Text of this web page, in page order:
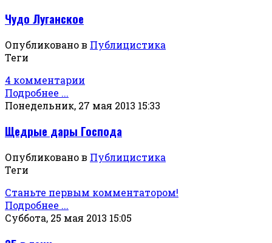
Чудо Луганское
Опубликовано в Публицистика
Теги
4 комментарии
Подробнее ...
Понедельник, 27 мая 2013 15:33
Щедрые дары Господа
Опубликовано в Публицистика
Теги
Станьте первым комментатором!
Подробнее ...
Суббота, 25 мая 2013 15:05